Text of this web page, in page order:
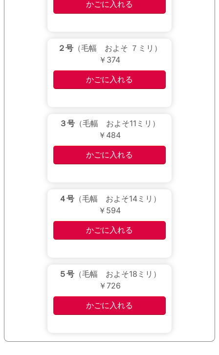
２号（毛幅 およそ ７ミリ）
￥374
３号 （毛幅 およそ11ミリ）
￥484
４号（毛幅 およそ14ミリ）
￥594
５号（毛幅 およそ18ミリ）
￥726